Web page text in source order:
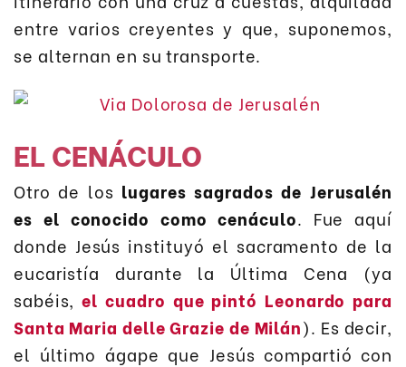
entre varios creyentes y que, suponemos,
se alternan en su transporte.
EL CENÁCULO
Otro de los lugares sagrados de Jerusalén
es el conocido como cenáculo. Fue aquí
donde Jesús instituyó el sacramento de la
eucaristía durante la Última Cena (ya
sabéis,el cuadro que pintó Leonardo para
Santa Maria delle Grazie de Milán). Es decir,
el último ágape que Jesús compartió con